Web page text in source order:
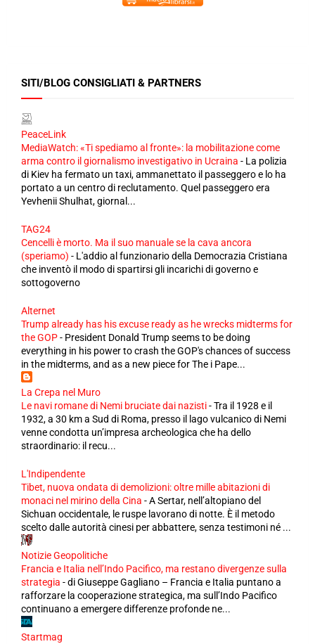
SITI/BLOG CONSIGLIATI & PARTNERS
PeaceLink
MediaWatch: «Ti spediamo al fronte»: la mobilitazione come
arma contro il giornalismo investigativo in Ucraina - La polizia
di Kiev ha fermato un taxi, ammanettato il passeggero e lo ha
portato a un centro di reclutamento. Quel passeggero era
Yevhenii Shulhat, giornal...
TAG24
Cencelli è morto. Ma il suo manuale se la cava ancora
(speriamo) - L'addio al funzionario della Democrazia Cristiana
che inventò il modo di spartirsi gli incarichi di governo e
sottogoverno
Alternet
Trump already has his excuse ready as he wrecks midterms for
the GOP- President Donald Trump seems to be doing
everything in his power to crash the GOP's chances of success
in the midterms, and as a new piece for The i Pape...
La Crepa nel Muro
Le navi romane di Nemi bruciate dai nazisti-Tra il 1928 e il
1932, a 30 km a Sud di Roma, presso il lago vulcanico di Nemi
venne condotta un’impresa archeologica che ha dello
straordinario: il recu...
L'Indipendente
Tibet, nuova ondata di demolizioni: oltre mille abitazioni di
monaci nel mirino della Cina -A Sertar, nell’altopiano del
Sichuan occidentale, le ruspe lavorano di notte. È il metodo
scelto dalle autorità cinesi per abbattere, senza testimoni né ...
Notizie Geopolitiche
Francia e Italia nell’Indo Pacifico, ma restano divergenze sulla
strategia -di Giuseppe Gagliano – Francia e Italia puntano a
rafforzare la cooperazione strategica, ma sull’Indo Pacifico
continuano a emergere differenze profonde ne...
Startmag